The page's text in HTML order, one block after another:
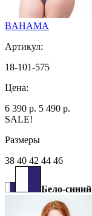
BAHAMA
Артикул:
18-101-575
Цена:
6 390 р. 5 490 р.
SALE!
Размеры
38 40 42 44 46
Бело-синий